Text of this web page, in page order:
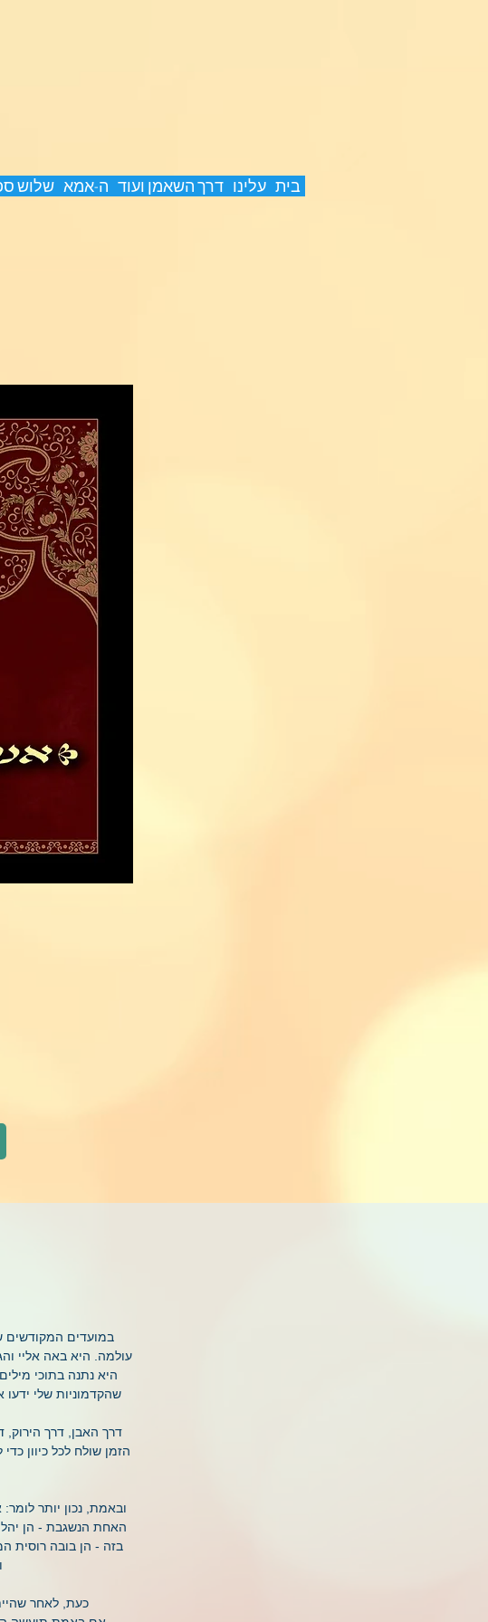
שלוש ה-אמא דרך השאמן ועוד עלינו בית
במועדים
עולמה. היא באה אליי
היא נתנה בתוכי
שהקדמוניות שלי
דרך האבן, דרך הירוק,
הזמן שולח לכל כיוון
ובאמת, נכון יותר
האחת הנשגבת - הן
בזה - הן בובה רוסית
כעת, לאחר